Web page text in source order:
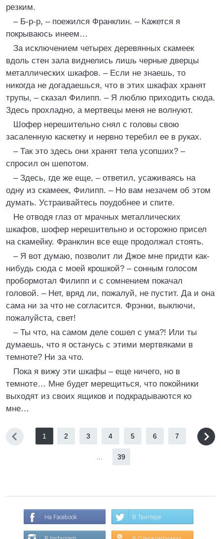
резким.
– Б-р-р, – поежился Франклин. – Кажется я
покрываюсь инеем…
За исключением четырех деревянных скамеек
вдоль стен зала виднелись лишь черные дверцы
металлических шкафов. – Если не знаешь, то
никогда не догадаешься, что в этих шкафах хранят
трупы, – сказал Филипп. – Я люблю приходить сюда.
Здесь прохладно, а мертвецы меня не волнуют.
Шофер нерешительно снял с головы свою
засаленную каскетку и нервно теребил ее в руках.
– Так это здесь они хранят тела усопших? –
спросил он шепотом.
– Здесь, где же еще, – ответил, усаживаясь на
одну из скамеек, Филипп. – Но вам незачем об этом
думать. Устраивайтесь поудобнее и спите.
Не отводя глаз от мрачных металлических
шкафов, шофер нерешительно и осторожно присел
на скамейку. Франклин все еще продолжал стоять.
– Я вот думаю, позволит ли Джое мне придти как-
нибудь сюда с моей крошкой? – сонным голосом
пробормотал Филипп и с сомнением покачал
головой. – Нет, вряд ли, пожалуй, не пустит. Да и она
сама ни за что не согласится. Фрэнки, выключи,
пожалуйста, свет!
– Ты что, на самом деле сошел с ума?! Или ты
думаешь, что я останусь с этими мертвяками в
темноте? Ни за что.
Пока я вижу эти шкафы – еще ничего, но в
темноте… Мне будет мерещиться, что покойники
выходят из своих ящиков и подкрадываются ко
мне…
1 2 3 4 5 6 7
39
На Facebook В Твиттере